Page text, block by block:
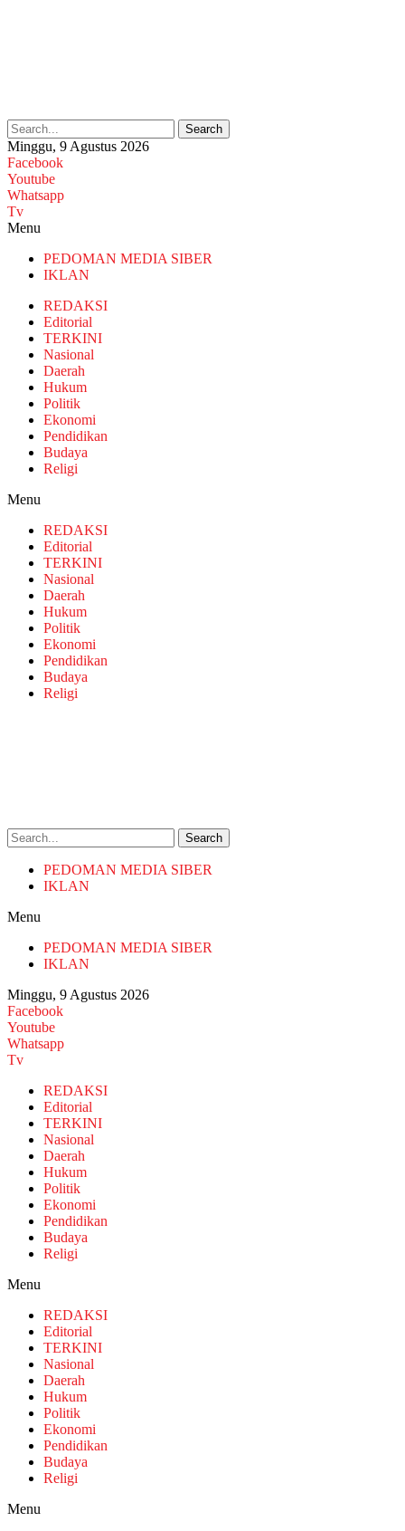
Search
Minggu, 9 Agustus 2026
Facebook
Youtube
Whatsapp
Tv
Menu
PEDOMAN MEDIA SIBER
IKLAN
REDAKSI
Editorial
TERKINI
Nasional
Daerah
Hukum
Politik
Ekonomi
Pendidikan
Budaya
Religi
Menu
REDAKSI
Editorial
TERKINI
Nasional
Daerah
Hukum
Politik
Ekonomi
Pendidikan
Budaya
Religi
Search
PEDOMAN MEDIA SIBER
IKLAN
Menu
PEDOMAN MEDIA SIBER
IKLAN
Minggu, 9 Agustus 2026
Facebook
Youtube
Whatsapp
Tv
REDAKSI
Editorial
TERKINI
Nasional
Daerah
Hukum
Politik
Ekonomi
Pendidikan
Budaya
Religi
Menu
REDAKSI
Editorial
TERKINI
Nasional
Daerah
Hukum
Politik
Ekonomi
Pendidikan
Budaya
Religi
Menu